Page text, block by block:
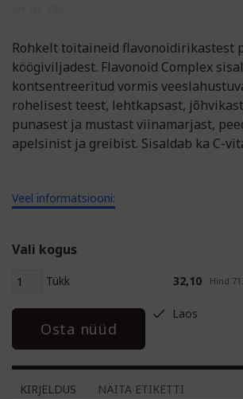
Rohkelt toitaineid flavonoidirikastest
köögiviljadest. Flavonoid Complex
kontsentreeritud vormis
rohelisest teest, lehtkapsast,
punasest ja mustast viinamarjast,
apelsinist ja greibist. Sisaldab ka C-
Veel informatsiooni:
Vali kogus
Tükk 32,10 Hind
Osta nüüd
Laos
KIRJELDUS NÄITA ETIKETTI